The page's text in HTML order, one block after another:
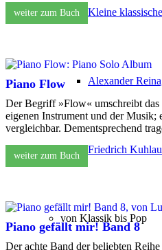
Kleine
Alexander
Friedrich Kuhlau
von Klassik bis Pop
weiter zum Buch
Piano Flow
Der Begriff »Flow« umschreibt
eigenen Instrument und der Musik;
vergleichbar. Dementsprechend
weiter zum Buch
Piano gefällt mir! Band 8
Der achte Band der beliebten